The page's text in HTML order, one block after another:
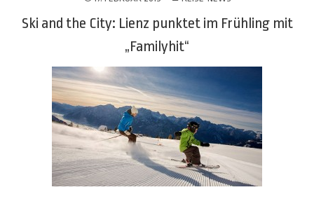
Ski and the City: Lienz punktet im Frühling mit
„Familyhit“